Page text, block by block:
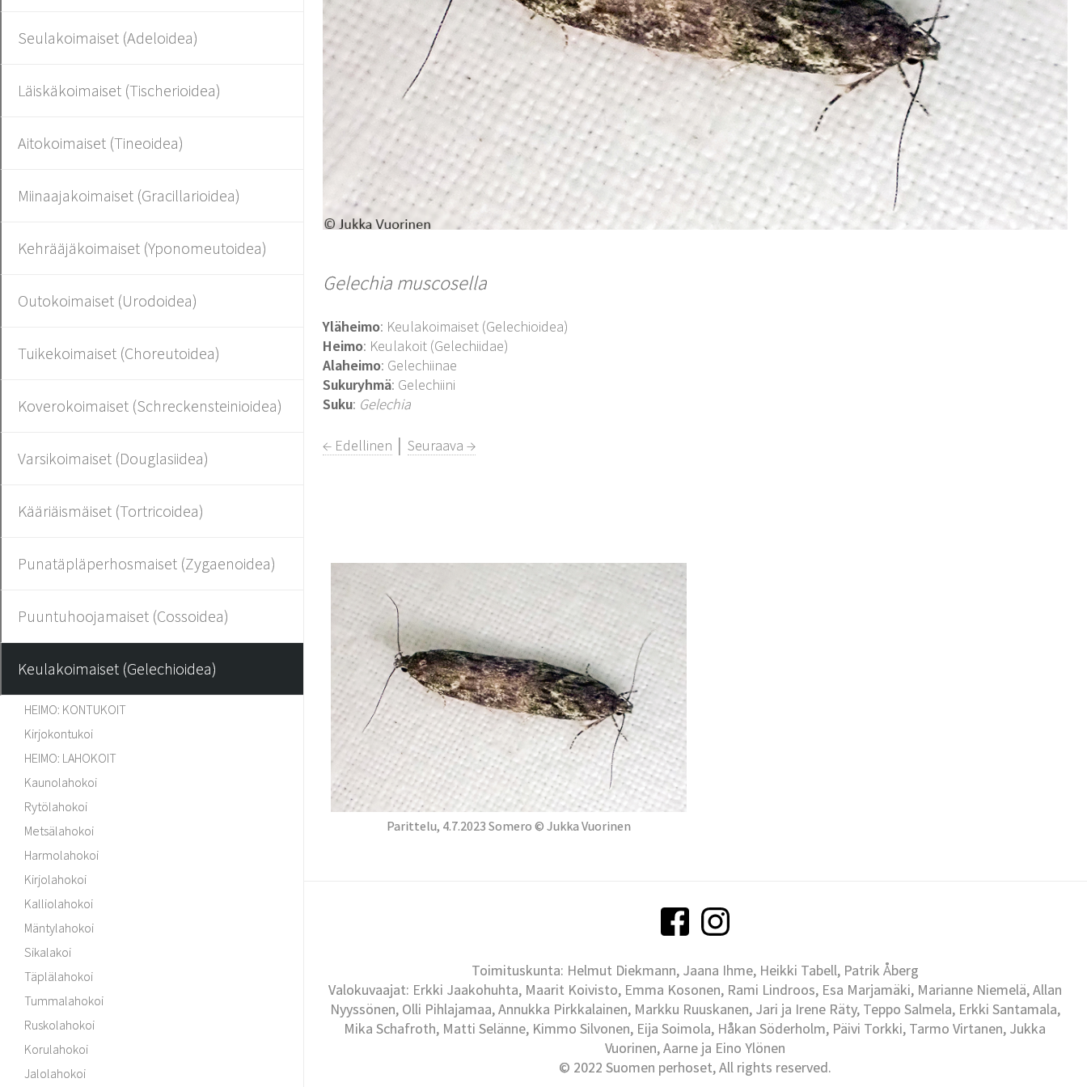
Seulakoimaiset (Adeloidea)
Läiskäkoimaiset (Tischerioidea)
Aitokoimaiset (Tineoidea)
Miinaajakoimaiset (Gracillarioidea)
Kehrääjäkoimaiset (Yponomeutoidea)
Outokoimaiset (Urodoidea)
Tuikekoimaiset (Choreutoidea)
Koverokoimaiset (Schreckensteinioidea)
Varsikoimaiset (Douglasiidea)
Kääriäismäiset (Tortricoidea)
Punatäpläperhosmaiset (Zygaenoidea)
Puuntuhoojamaiset (Cossoidea)
Keulakoimaiset (Gelechioidea)
HEIMO: KONTUKOIT
Kirjokontukoi
HEIMO: LAHOKOIT
Kaunolahokoi
Rytölahokoi
Metsälahokoi
Harmolahokoi
Kirjolahokoi
Kalliolahokoi
Mäntylahokoi
Sikalakoi
Täplälahokoi
Tummalahokoi
Ruskolahokoi
Korulahokoi
Jalolahokoi
Gelechia muscosella
Yläheimo: Keulakoimaiset (Gelechioidea)
Heimo: Keulakoit (Gelechiidae)
Alaheimo: Gelechiinae
Sukuryhmä: Gelechiini
Suku: Gelechia
← Edellinen │Seuraava →
Parittelu, 4.7.2023 Somero © Jukka Vuorinen
Toimituskunta: Helmut Diekmann, Jaana Ihme, Heikki Tabell, Patrik Åberg
Valokuvaajat: Erkki Jaakohuhta, Maarit Koivisto, Emma Kosonen, Rami Lindroos, Esa Marjamäki, Marianne Niemelä, Allan
Nyyssönen, Olli Pihlajamaa, Annukka Pirkkalainen, Markku Ruuskanen, Jari ja Irene Räty, Teppo Salmela, Erkki Santamala,
Mika Schafroth, Matti Selänne, Kimmo Silvonen, Eija Soimola, Håkan Söderholm, Päivi Torkki, Tarmo Virtanen, Jukka
Vuorinen, Aarne ja Eino Ylönen
© 2022 Suomen perhoset, All rights reserved.